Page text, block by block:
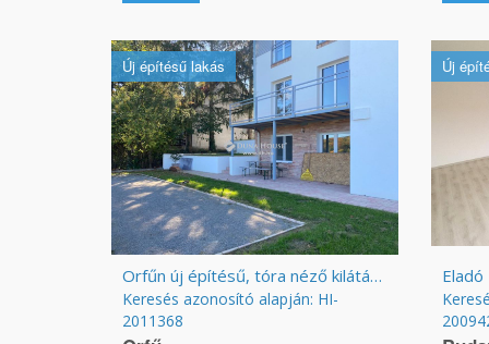
Új építésű lakás
Orfűn új építésű, tóra néző kilátással lakás eladó
Keresés azonosító alapján: HI-
2011368
Új